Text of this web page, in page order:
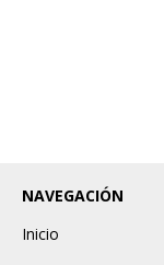
NAVEGACIÓN
Inicio